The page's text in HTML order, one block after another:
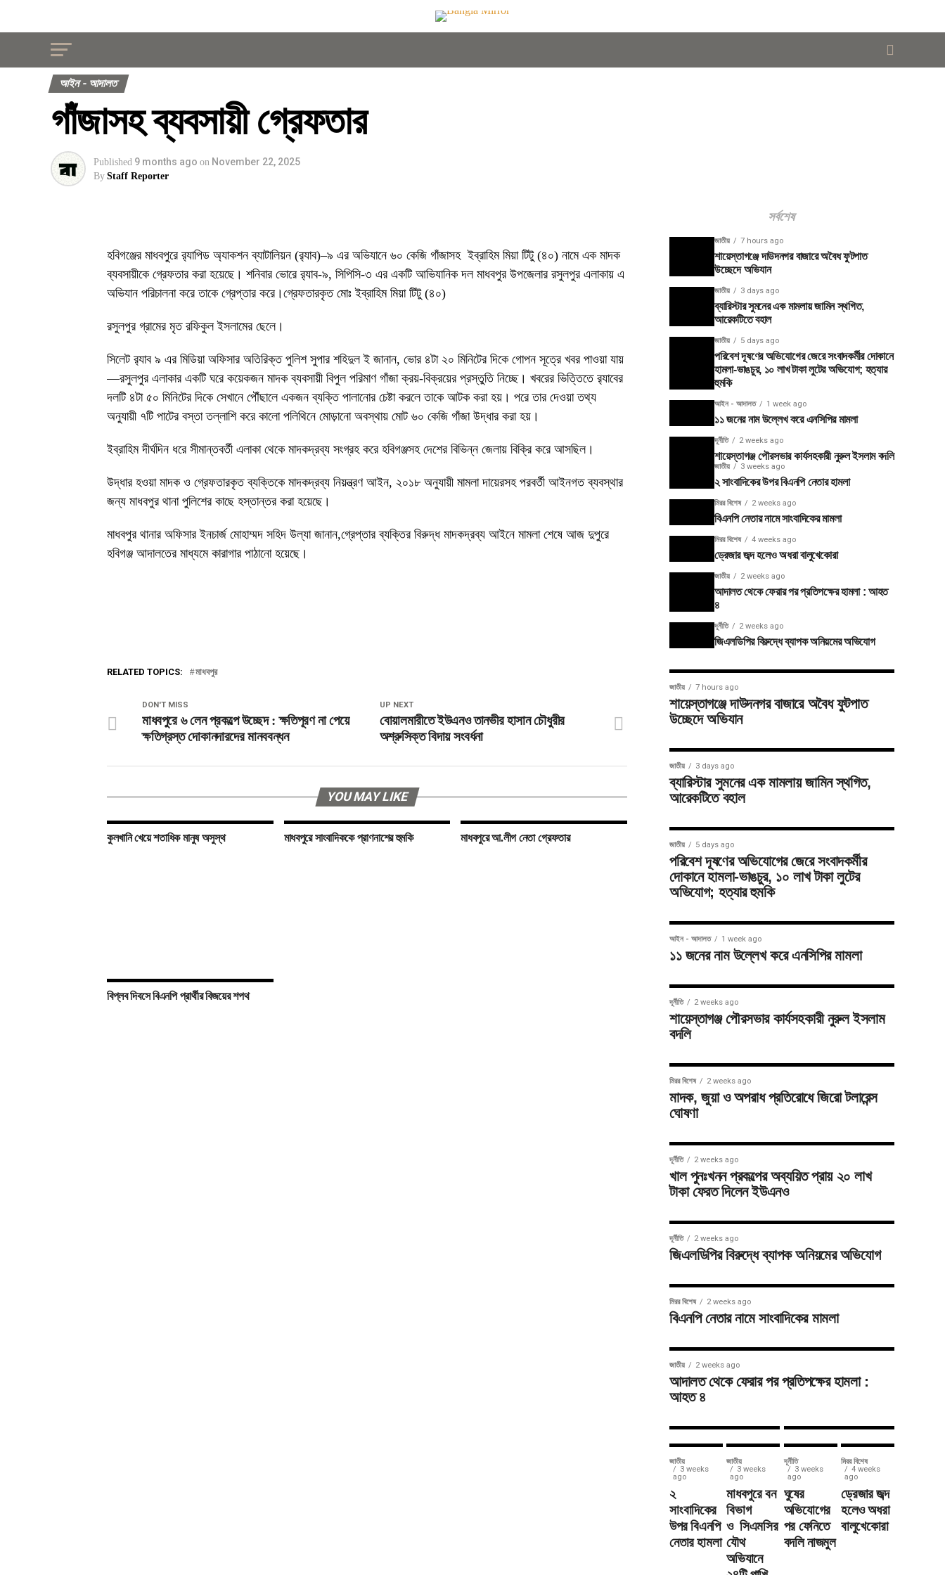
আইন - আদালত
গাঁজাসহ ব্যবসায়ী গ্রেফতার
Published 9 months ago on November 22, 2025
By Staff Reporter
হবিগঞ্জের মাধবপুরে র‌্যাপিড অ্যাকশন ব্যাটালিয়ন (র‌্যাব)–৯ এর অভিযানে ৬০ কেজি গাঁজাসহ ইব্রাহিম মিয়া টিটু (৪০) নামে এক মাদক
ব্যবসায়ীকে গ্রেফতার করা হয়েছে। শনিবার ভোরে র‌্যাব-৯, সিপিসি-৩ এর একটি আভিযানিক দল মাধবপুর উপজেলার রসুলপুর এলাকায় এ
অভিযান পরিচালনা করে তাকে গ্রেপ্তার করে।গ্রেফতারকৃত মোঃ ইব্রাহিম মিয়া টিটু (৪০)
রসুলপুর গ্রামের মৃত রফিকুল ইসলামের ছেলে।
সিলেট র‌্যাব ৯ এর মিডিয়া অফিসার অতিরিক্ত পুলিশ সুপার শহিদুল ই জানান, ভোর ৪টা ২০ মিনিটের দিকে গোপন সূত্রে খবর পাওয়া যায়
—রসুলপুর এলাকার একটি ঘরে কয়েকজন মাদক ব্যবসায়ী বিপুল পরিমাণ গাঁজা ক্রয়-বিক্রয়ের প্রস্তুতি নিচ্ছে। খবরের ভিত্তিতে র‌্যাবের
দলটি ৪টা ৫০ মিনিটের দিকে সেখানে পৌঁছালে একজন ব্যক্তি পালানোর চেষ্টা করলে তাকে আটক করা হয়। পরে তার দেওয়া তথ্য
অনুযায়ী ৭টি পাটের বস্তা তল্লাশি করে কালো পলিথিনে মোড়ানো অবস্থায় মোট ৬০ কেজি গাঁজা উদ্ধার করা হয়।
ইব্রাহিম দীর্ঘদিন ধরে সীমান্তবর্তী এলাকা থেকে মাদকদ্রব্য সংগ্রহ করে হবিগঞ্জসহ দেশের বিভিন্ন জেলায় বিক্রি করে আসছিল।
উদ্ধার হওয়া মাদক ও গ্রেফতারকৃত ব্যক্তিকে মাদকদ্রব্য নিয়ন্ত্রণ আইন, ২০১৮ অনুযায়ী মামলা দায়েরসহ পরবর্তী আইনগত ব্যবস্থার
জন্য মাধবপুর থানা পুলিশের কাছে হস্তান্তর করা হয়েছে।
মাধবপুর থানার অফিসার ইনচার্জ মোহাম্মদ সহিদ উল্যা জানান,গ্রেপ্তার ব্যক্তির বিরুদ্ধ মাদকদ্রব্য আইনে মামলা শেষে আজ দুপুরে
হবিগঞ্জ আদালতের মাধ্যমে কারাগার পাঠানো হয়েছে।
RELATED TOPICS: মাধবপুর
UP NEXT
বোয়ালমারীতে ইউএনও তানভীর হাসান চৌধুরীর
অশ্রুসিক্ত বিদায় সংবর্ধনা
DON'T MISS
মাধবপুরে ৬ লেন প্রকল্পে উচ্ছেদ : ক্ষতিপূরণ না পেয়ে
ক্ষতিগ্রস্ত দোকানদারদের মানববন্ধন
YOU MAY LIKE
কুলখানি খেয়ে শতাধিক মানুষ অসুস্থ মাধবপুরে সাংবাদিককে প্রাণনাশের হুমকি মাধবপুরে আ.লীগ নেতা গ্রেফতার
বিপ্লব দিবসে বিএনপি প্রার্থীর বিজয়ের শপথ
সর্বশেষ
জাতীয় 7 hours ago
শায়েস্তাগঞ্জে দাউদনগর বাজারে অবৈধ ফুটপাত
উচ্ছেদে অভিযান
জাতীয় 3 days ago
ব্যারিস্টার সুমনের এক মামলায় জামিন স্থগিত,
আরেকটিতে বহাল
জাতীয় 5 days ago
পরিবেশ দূষণের অভিযোগের জেরে সংবাদকর্মীর দোকানে
হামলা-ভাঙচুর, ১০ লাখ টাকা লুটের অভিযোগ; হত্যার
হুমকি
আইন - আদালত 1 week ago
১১ জনের নাম উল্লেখ করে এনসিপির মামলা
দূর্নীতি 2 weeks ago
শায়েস্তাগঞ্জ পৌরসভার কার্যসহকারী নুরুল ইসলাম বদলি
জাতীয় 3 weeks ago
২ সাংবাদিকের উপর বিএনপি নেতার হামলা
মিরর বিশেষ 2 weeks ago
বিএনপি নেতার নামে সাংবাদিকের মামলা
মিরর বিশেষ 4 weeks ago
ড্রেজার জব্দ হলেও অধরা বালুখেকোরা
জাতীয় 2 weeks ago
আদালত থেকে ফেরার পর প্রতিপক্ষের হামলা : আহত
৪
দূর্নীতি 2 weeks ago
জিএলডিপির বিরুদ্ধে ব্যাপক অনিয়মের অভিযোগ
জাতীয় 7 hours ago
শায়েস্তাগঞ্জে দাউদনগর বাজারে অবৈধ ফুটপাত
উচ্ছেদে অভিযান
জাতীয় 3 days ago
ব্যারিস্টার সুমনের এক মামলায় জামিন স্থগিত,
আরেকটিতে বহাল
জাতীয় 5 days ago
পরিবেশ দূষণের অভিযোগের জেরে সংবাদকর্মীর
দোকানে হামলা-ভাঙচুর, ১০ লাখ টাকা লুটের
অভিযোগ; হত্যার হুমকি
আইন - আদালত 1 week ago
১১ জনের নাম উল্লেখ করে এনসিপির মামলা
দূর্নীতি 2 weeks ago
শায়েস্তাগঞ্জ পৌরসভার কার্যসহকারী নুরুল ইসলাম
বদলি
মিরর বিশেষ 2 weeks ago
মাদক, জুয়া ও অপরাধ প্রতিরোধে জিরো টলারেন্স
ঘোষণা
দূর্নীতি 2 weeks ago
খাল পুনঃখনন প্রকল্পের অব্যয়িত প্রায় ২০ লাখ
টাকা ফেরত দিলেন ইউএনও
দূর্নীতি 2 weeks ago
জিএলডিপির বিরুদ্ধে ব্যাপক অনিয়মের অভিযোগ
মিরর বিশেষ 2 weeks ago
বিএনপি নেতার নামে সাংবাদিকের মামলা
জাতীয় 2 weeks ago
আদালত থেকে ফেরার পর প্রতিপক্ষের হামলা :
আহত ৪
সারাদেশ 2 weeks ago
শায়েস্তাগঞ্জে
সভায়
টমটম ভাড়া
নির্ধারণ
সাতছড়িতে
সড়ক ধসে
যান চলাচল
জাতীয়
3 weeks
ago
২
সাংবাদিকের
উপর বিএনপি
নেতার হামলা
জাতীয়
3 weeks
ago
মাধবপুরে বন
বিভাগ
ও সিএমসির
যৌথ
অভিযানে
দূর্নীতি
3 weeks
ago
ঘুষের
অভিযোগের
পর ফেনিতে
বদলি নাজমুল
মিরর বিশেষ
4 weeks
ago
ড্রেজার জব্দ
হলেও অধরা
বালুখেকোরা